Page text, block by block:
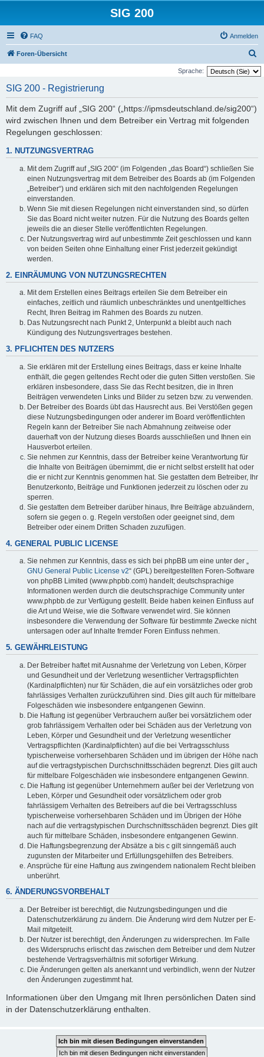
SIG 200
FAQ Anmelden
Foren-Übersicht
u
Sprache:
SIG 200 - Registrierung
Mit dem Zugriff auf „SIG 200“ („https://ipmsdeutschland.de/sig200“)
wird zwischen Ihnen und dem Betreiber ein Vertrag mit folgenden
Regelungen geschlossen:
1. NUTZUNGSVERTRAG
Mit dem Zugriff auf „SIG 200“ (im Folgenden „das Board“) schließen Sie
einen Nutzungsvertrag mit dem Betreiber des Boards ab (im Folgenden
„Betreiber“) und erklären sich mit den nachfolgenden Regelungen
einverstanden.
Wenn Sie mit diesen Regelungen nicht einverstanden sind, so dürfen
Sie das Board nicht weiter nutzen. Für die Nutzung des Boards gelten
jeweils die an dieser Stelle veröffentlichten Regelungen.
Der Nutzungsvertrag wird auf unbestimmte Zeit geschlossen und kann
von beiden Seiten ohne Einhaltung einer Frist jederzeit gekündigt
werden.
2. EINRÄUMUNG VON NUTZUNGSRECHTEN
Mit dem Erstellen eines Beitrags erteilen Sie dem Betreiber ein
einfaches, zeitlich und räumlich unbeschränktes und unentgeltliches
Recht, Ihren Beitrag im Rahmen des Boards zu nutzen.
Das Nutzungsrecht nach Punkt 2, Unterpunkt a bleibt auch nach
Kündigung des Nutzungsvertrages bestehen.
3. PFLICHTEN DES NUTZERS
Sie erklären mit der Erstellung eines Beitrags, dass er keine Inhalte
enthält, die gegen geltendes Recht oder die guten Sitten verstoßen. Sie
erklären insbesondere, dass Sie das Recht besitzen, die in Ihren
Beiträgen verwendeten Links und Bilder zu setzen bzw. zu verwenden.
Der Betreiber des Boards übt das Hausrecht aus. Bei Verstößen gegen
diese Nutzungsbedingungen oder anderer im Board veröffentlichten
Regeln kann der Betreiber Sie nach Abmahnung zeitweise oder
dauerhaft von der Nutzung dieses Boards ausschließen und Ihnen ein
Hausverbot erteilen.
Sie nehmen zur Kenntnis, dass der Betreiber keine Verantwortung für
die Inhalte von Beiträgen übernimmt, die er nicht selbst erstellt hat oder
die er nicht zur Kenntnis genommen hat. Sie gestatten dem Betreiber, Ihr
Benutzerkonto, Beiträge und Funktionen jederzeit zu löschen oder zu
sperren.
Sie gestatten dem Betreiber darüber hinaus, Ihre Beiträge abzuändern,
sofern sie gegen o. g. Regeln verstoßen oder geeignet sind, dem
Betreiber oder einem Dritten Schaden zuzufügen.
4. GENERAL PUBLIC LICENSE
Sie nehmen zur Kenntnis, dass es sich bei phpBB um eine unter der „
GNU General Public License v2“ (GPL) bereitgestellten Foren-Software
von phpBB Limited (www.phpbb.com) handelt; deutschsprachige
Informationen werden durch die deutschsprachige Community unter
www.phpbb.de zur Verfügung gestellt. Beide haben keinen Einfluss auf
die Art und Weise, wie die Software verwendet wird. Sie können
insbesondere die Verwendung der Software für bestimmte Zwecke nicht
untersagen oder auf Inhalte fremder Foren Einfluss nehmen.
5. GEWÄHRLEISTUNG
Der Betreiber haftet mit Ausnahme der Verletzung von Leben, Körper
und Gesundheit und der Verletzung wesentlicher Vertragspflichten
(Kardinalpflichten) nur für Schäden, die auf ein vorsätzliches oder grob
fahrlässiges Verhalten zurückzuführen sind. Dies gilt auch für mittelbare
Folgeschäden wie insbesondere entgangenen Gewinn.
Die Haftung ist gegenüber Verbrauchern außer bei vorsätzlichem oder
grob fahrlässigem Verhalten oder bei Schäden aus der Verletzung von
Leben, Körper und Gesundheit und der Verletzung wesentlicher
Vertragspflichten (Kardinalpflichten) auf die bei Vertragsschluss
typischerweise vorhersehbaren Schäden und im übrigen der Höhe nach
auf die vertragstypischen Durchschnittsschäden begrenzt. Dies gilt auch
für mittelbare Folgeschäden wie insbesondere entgangenen Gewinn.
Die Haftung ist gegenüber Unternehmern außer bei der Verletzung von
Leben, Körper und Gesundheit oder vorsätzlichem oder grob
fahrlässigem Verhalten des Betreibers auf die bei Vertragsschluss
typischerweise vorhersehbaren Schäden und im Übrigen der Höhe
nach auf die vertragstypischen Durchschnittsschäden begrenzt. Dies gilt
auch für mittelbare Schäden, insbesondere entgangenen Gewinn.
Die Haftungsbegrenzung der Absätze a bis c gilt sinngemäß auch
zugunsten der Mitarbeiter und Erfüllungsgehilfen des Betreibers.
Ansprüche für eine Haftung aus zwingendem nationalem Recht bleiben
unberührt.
6. ÄNDERUNGSVORBEHALT
Der Betreiber ist berechtigt, die Nutzungsbedingungen und die
Datenschutzerklärung zu ändern. Die Änderung wird dem Nutzer per E-
Mail mitgeteilt.
Der Nutzer ist berechtigt, den Änderungen zu widersprechen. Im Falle
des Widerspruchs erlischt das zwischen dem Betreiber und dem Nutzer
bestehende Vertragsverhältnis mit sofortiger Wirkung.
Die Änderungen gelten als anerkannt und verbindlich, wenn der Nutzer
den Änderungen zugestimmt hat.
Informationen über den Umgang mit Ihren persönlichen Daten sind
in der Datenschutzerklärung enthalten.